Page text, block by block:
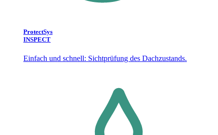
ProtectSys
INSPECT
Einfach und schnell: Sichtprüfung des Dachzustands.